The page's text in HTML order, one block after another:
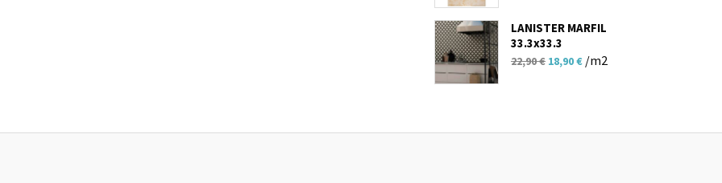
18,00 €.είναι:
LANISTER MARFIL
33.3x33.3
22,90€ Original
18,90€Η
18,90 €.
/m2